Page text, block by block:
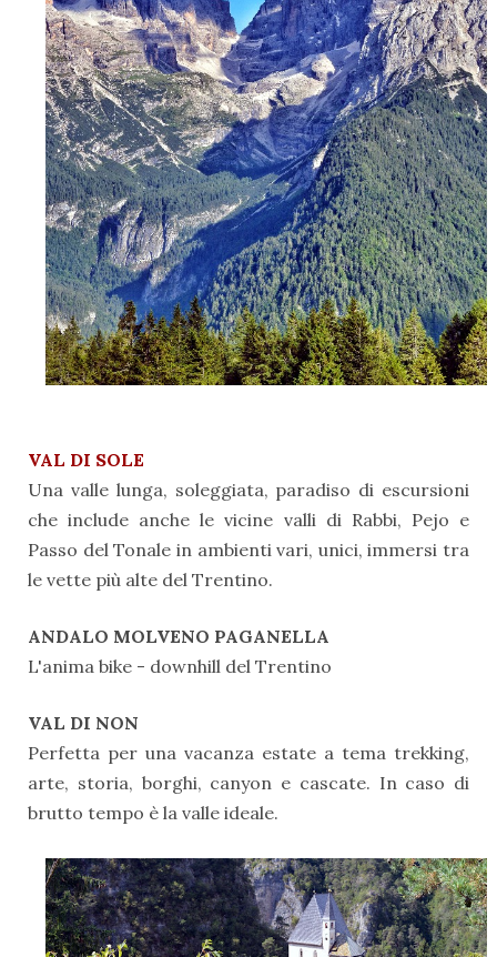
VAL DI SOLE
Una valle lunga, soleggiata, paradiso di escursioni
che include anche le vicine valli di Rabbi, Pejo e
Passo del Tonale in ambienti vari, unici, immersi tra
le vette più alte del Trentino.
ANDALO MOLVENO PAGANELLA
L'anima bike - downhill del Trentino
VAL DI NON
Perfetta per una vacanza estate a tema trekking,
arte, storia, borghi, canyon e cascate. In caso di
brutto tempo è la valle ideale.